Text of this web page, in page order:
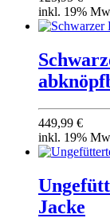
inkl. 19%
449,99 €
inkl. 19%
Jacke